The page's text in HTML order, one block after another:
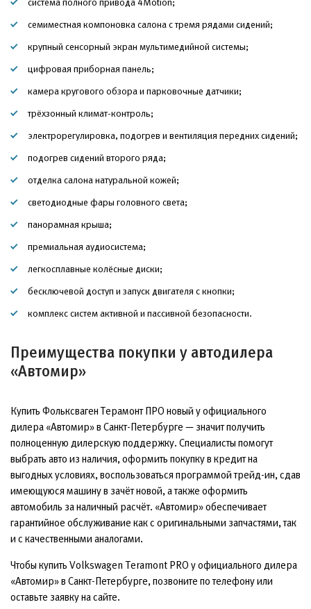
семиместная компоновка салона с тремя рядами сидений;
крупный сенсорный экран мультимедийной системы;
цифровая приборная панель;
камера кругового обзора и парковочные датчики;
трёхзонный климат-контроль;
электрорегулировка, подогрев и вентиляция передних сидений;
подогрев сидений второго ряда;
отделка салона натуральной кожей;
светодиодные фары головного света;
панорамная крыша;
премиальная аудиосистема;
легкосплавные колёсные диски;
бесключевой доступ и запуск двигателя с кнопки;
комплекс систем активной и пассивной безопасности.
Преимущества покупки у автодилера
«Автомир»
Купить Фольксваген Терамонт ПРО новый у официального
дилера «Автомир» в Санкт-Петербурге — значит получить
полноценную дилерскую поддержку. Специалисты помогут
выбрать авто из наличия, оформить покупку в кредит на
выгодных условиях, воспользоваться программой трейд-ин, сдав
имеющуюся машину в зачёт новой, а также оформить
автомобиль за наличный расчёт. «Автомир» обеспечивает
гарантийное обслуживание как с оригинальными запчастями, так
и с качественными аналогами.
Чтобы купить Volkswagen Teramont PRO у официального дилера
«Автомир» в Санкт-Петербурге, позвоните по телефону или
оставьте заявку на сайте.